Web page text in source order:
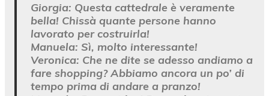
Giorgia: Questa cattedrale è veramente
bella! Chissà quante persone hanno
lavorato per costruirla!
Manuela: Sì, molto interessante!
Veronica: Che ne dite se adesso andiamo a
fare shopping? Abbiamo ancora un po’ di
tempo prima di andare a pranzo!